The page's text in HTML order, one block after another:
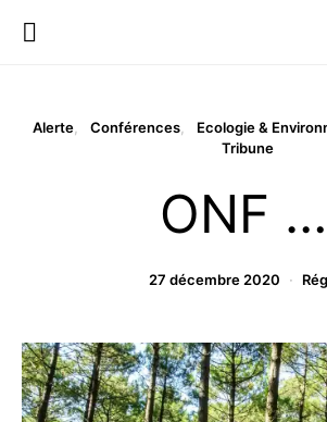
Alerte Conférences Ecologie &
Tribune
ONF …
27 décembre 2020